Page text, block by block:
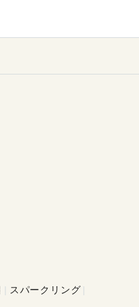
スパークリング